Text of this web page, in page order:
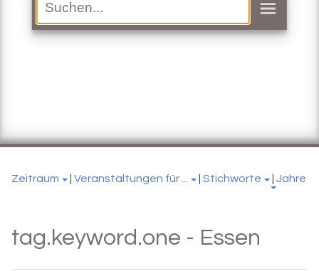
Zeitraum Veranstaltungen für ... Stichworte Jahre
tag.keyword.one - Essen